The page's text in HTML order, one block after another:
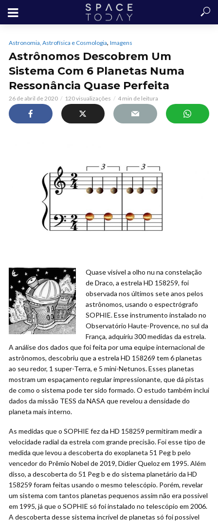
Astronomia, Astrofísica e Cosmologia, Imagens
Astrônomos Descobrem Um
Sistema Com 6 Planetas Numa
Ressonância Quase Perfeita
26 de abril de 2020 120 visualizações 4 min de leitura
Quase visível a olho nu na constelação
de Draco, a estrela HD 158259, foi
observada nos últimos sete anos pelos
astrônomos, usando o espectrógrafo
SOPHIE. Esse instrumento instalado no
Observatório Haute-Provence, no sul da
França, adquiriu 300 medidas da estrela.
A análise dos dados que foi feita por uma equipe internacional de
astrônomos, descobriu que a estrela HD 158269 tem 6 planetas
ao seu redor, 1 super-Terra, e 5 mini-Netunos. Esses planetas
mostram um espaçamento regular impressionante, que dá pistas
de como o sistema pode ter sido formado. O estudo também inclui
dados da missão TESS da NASA que revelou a densidade do
planeta mais interno.
As medidas que o SOPHIE fez da HD 158259 permitiram medir a
velocidade radial da estrela com grande precisão. Foi esse tipo de
medida que levou a descoberta do exoplaneta 51 Peg b pelo
vencedor do Prêmio Nobel de 2019, Didier Queloz em 1995. Além
disso, a descoberta do 51 Peg b e do sistema planetário da HD
158259 foram feitas usando o mesmo telescópio. Porém, revelar
um sistema com tantos planetas pequenos assim não era possível
em 1995, já que o SOPHIE só foi instalado no telescópio em 2006.
A descoberta desse sistema incrível de planetas só foi possível